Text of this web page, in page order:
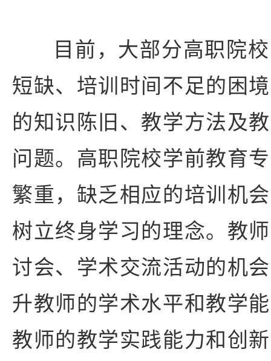
目前，大部分高职院
短缺、培训时间不足的困
的知识陈旧、教学方法及
问题。高职院校学前教育
繁重，缺乏相应的培训机
树立终身学习的理念。教
讨会、学术交流活动的机
升教师的学术水平和教学
教师的教学实践能力和创